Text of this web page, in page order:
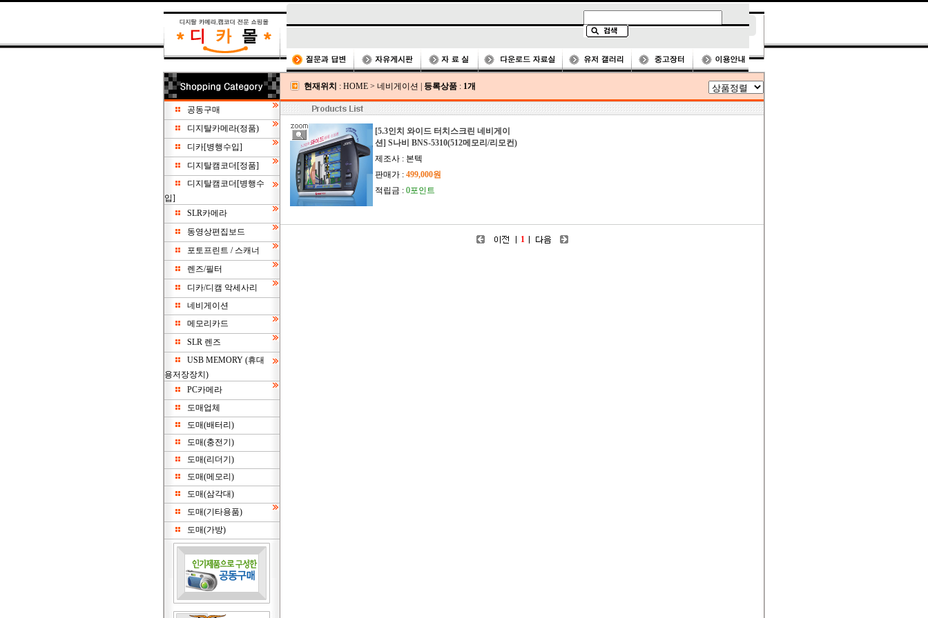
공동구매
디지탈카메라(정품)
디카[병행수입]
디지탈캠코더[정품]
디지탈캠코더[병행수
입]
SLR카메라
동영상편집보드
포토프린트 / 스캐너
렌즈/필터
디카/디캠 악세사리
네비게이션
메모리카드
SLR 렌즈
USB MEMORY (휴대
용저장장치)
PC카메라
도매업체
도매(배터리)
도매(충전기)
도매(리더기)
도매(메모리)
도매(삼각대)
도매(기타용품)
도매(가방)
현재위치 : HOME > 네비게이션 등록상품 : 1개
[5.3인치 와이드 터치스크린 네비게이
션] S나비 BNS-5310(512메모리/리모컨)
제조사 : 본텍
판매가 : 499,000원
적립금 : 0포인트
1